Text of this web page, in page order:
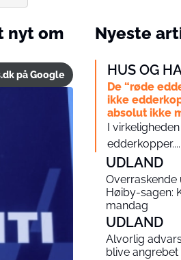
nyt om
på Google
Nyeste
HUS OG
De “røde
ikke
absolut ikke
I
edderkopper....
UDLAND
Overraskende
Høiby-sagen:
mandag
UDLAND
Alvorlig
blive